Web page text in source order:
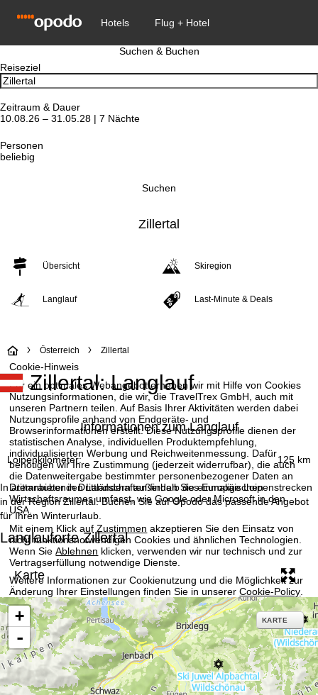
Cookie-Hinweis
Für ein optimales Webangebot erheben wir mit Hilfe von Cookies
Nutzungsinformationen, die wir, die TravelTrex GmbH, auch mit
unseren Partnern teilen. Auf Basis Ihrer Aktivitäten werden dabei
Nutzungsprofile anhand von Endgeräte- und
Browserinformationen erstellt. Diese Nutzungsprofile dienen der
statistischen Analyse, individuellen Produktempfehlung,
individualisierten Werbung und Reichweitenmessung. Dafür
benötigen wir Ihre Zustimmung (jederzeit widerrufbar), die auch
die Datenweitergabe bestimmter personenbezogener Daten an
Drittanbieter in Drittländern außerhalb des Europäischen
Wirtschaftsraumes umfasst, wie Google oder Microsoft in den
USA.
Mit einem Klick aufZustimmen akzeptieren Sie den Einsatz von
nicht funktionsnotwendigen Cookies und ähnlichen Technologien.
Wenn SieAblehnen klicken, verwenden wir nur technisch und zur
Vertragserfüllung notwendige Dienste.
Weitere Informationen zur Cookienutzung und die Möglichkeit zur
Änderung Ihrer Einstellungen finden Sie in unsererCookie-Policy
Informationen zum Verantwortlichen finden Sie in unserem
Impressum. Informationen zu den Verarbeitungszwecken und
Ihren Rechten finden Sie in unsererDatenschutzerklärung.
Zustimmen
Suchen & Buchen
Reiseziel
Zeitraum & Dauer
10.08.26 – 31.05.28 | 7 Nächte
Personen
beliebig
Suchen
Zillertal
Übersicht Skiregion
Langlauf Last-Minute & Deals
S
t
a
r
t
s
e
i
t
e
Österreich Zillertal
Zillertal: Langlauf
Informationen zum Langlauf
125 km
Loipenkilometer:
In atemraubenden Landschaften finden Sie einmalige Loipenstrecken
in der Region Zillertal. Buchen Sie auf Opodo das passende Angebot
für Ihren Winterurlaub.
Langlauforte Zillertal
Karte
+
-
KARTE